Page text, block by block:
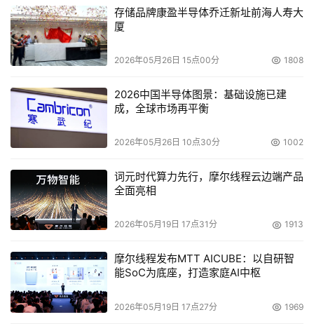
本文来源于DOIT传媒，文章内容仅供参考，不构成投资建议。
存储品牌康盈半导体乔迁新址前海人寿大
厦
2026年05月26日 15点00分 1808
2026中国半导体图景：基础设施已建
成，全球市场再平衡
2026年05月26日 10点30分 1002
词元时代算力先行，摩尔线程云边端产品
全面亮相
2026年05月19日 17点31分 1913
摩尔线程发布MTT AICUBE：以自研智
能SoC为底座，打造家庭AI中枢
2026年05月19日 17点27分 1969